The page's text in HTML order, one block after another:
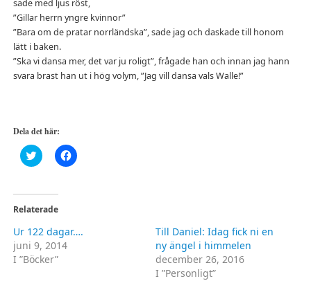
sade med ljus röst,
”Gillar herrn yngre kvinnor”
”Bara om de pratar norrländska”, sade jag och daskade till honom
lätt i baken.
”Ska vi dansa mer, det var ju roligt”, frågade han och innan jag hann
svara brast han ut i hög volym, ”Jag vill dansa vals Walle!”
Dela det här:
Klicka
för
Twitter
(Öppnas
i
ett
nytt
fönster)
Klicka
för
nytt
Relaterade
Ur 122 dagar….
juni 9, 2014
I ”Böcker”
Till Daniel: Idag fick ni en
ny ängel i himmelen
december 26, 2016
I ”Personligt”